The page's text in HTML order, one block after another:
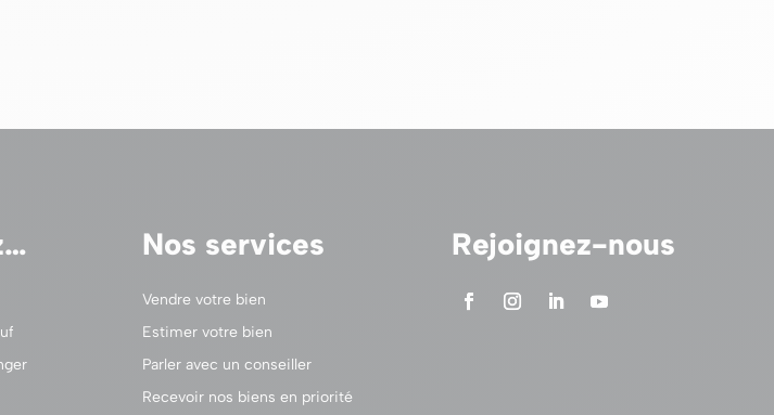
Nos services
Vendre votre bien
Estimer votre bien
Parler avec un conseiller
Recevoir nos biens en priorité
Rejoignez-nous